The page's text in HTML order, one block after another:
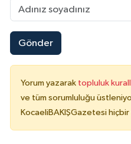
Gönder
Yorum yazarak topluluk
ve tüm sorumluluğu
KocaeliBAKIŞGazetesi